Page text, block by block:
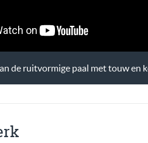
de ruitvormige paal met touw en